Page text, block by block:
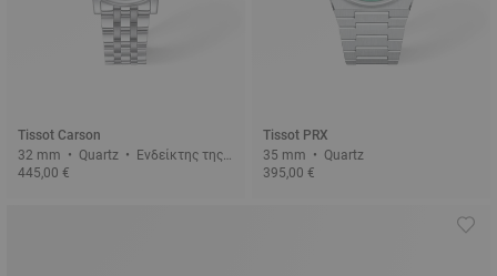
Tissot Carson
32 mm • Quartz • Ενδείκτης της
φάσης της σελήνης
445,00 €
Tissot PRX
35 mm • Quartz
395,00 €